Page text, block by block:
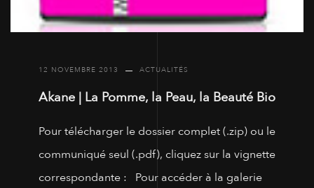
12 NOVEMBRE 2013 ACTUALITÉS
Akane | La Pomme, la Peau, la Beauté Bio
Pour télécharger le dossier complet (.zip) ou le
communiqué seul (.pdf), cliquez sur la vignette
correspondante : Pour accéder à la galerie